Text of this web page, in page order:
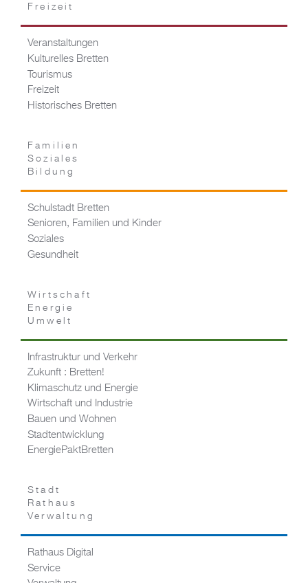
Freizeit
Veranstaltungen
Kulturelles Bretten
Tourismus
Freizeit
Historisches Bretten
Familien
Soziales
Bildung
Schulstadt Bretten
Senioren, Familien und Kinder
Soziales
Gesundheit
Wirtschaft
Energie
Umwelt
Infrastruktur und Verkehr
Zukunft : Bretten!
Klimaschutz und Energie
Wirtschaft und Industrie
Bauen und Wohnen
Stadtentwicklung
EnergiePaktBretten
Stadt
Rathaus
Verwaltung
Rathaus Digital
Service